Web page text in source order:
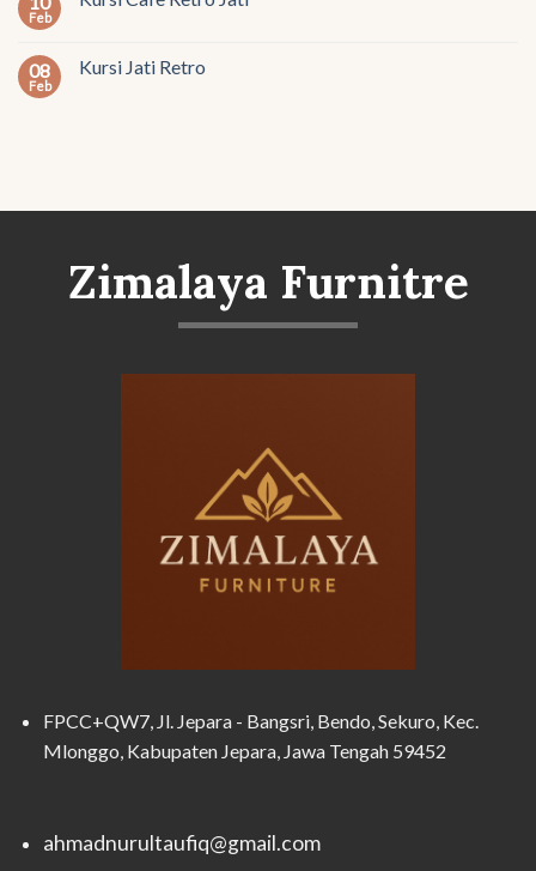
Feb
08
Feb
Kursi Jati Retro
Zimalaya Furnitre
FPCC+QW7, Jl. Jepara - Bangsri, Bendo, Sekuro, Kec.
Mlonggo, Kabupaten Jepara, Jawa Tengah 59452
ahmadnurultaufiq@gmail.com